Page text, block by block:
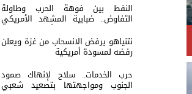
النفط بين فوهة الحرب وطاولة
التفاوض.. ضبابية المشهد الأمريكي
الإيراني تعيد إشعال أسواق الطاقة
العالمية
نتنياهو يرفض الانسحاب من غزة ويعلن
رفضه لمسودة أمريكية
حرب الخدمات.. سلاح لإنهاك صمود
الجنوب ومواجهتها بتصعيد شعبي